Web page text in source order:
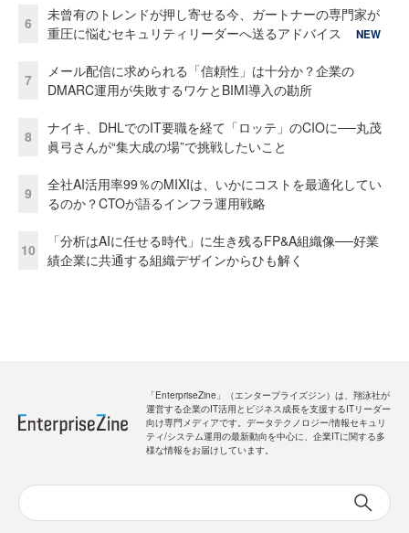
6
未曾有のトレンドが押し寄せる今、ガートナーの専門家が
重圧に悩むセキュリティリーダーへ送るアドバイス
NEW
7
メール配信に求められる「信頼性」は十分か？企業の
DMARC運用が失敗するワケとBIMI導入の勘所
8
ナイキ、DHLでのIT要職を経て「ロッテ」のCIOに──丸茂
眞弓さんが“集大成の場”で挑戦したいこと
9
全社AI活用率99％のMIXIは、いかにコストを最適化してい
るのか？CTOが語るインフラ運用戦略
10
「分析はAIに任せる時代」に生き残るFP&A組織像──好業
績企業に共通する組織デザインからひも解く
「EnterpriseZine」（エンタープライズジン）は、翔泳社が
運営する企業のIT活用とビジネス成長を支援するITリーダー
向け専門メディアです。データテクノロジー/情報セキュリ
ティ/システム運用の最新動向を中心に、企業ITに関する多
様な情報をお届けしています。